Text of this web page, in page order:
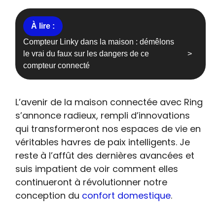
Compteur Linky dans la maison : démêlons
le vrai du faux sur les dangers de ce
compteur connecté
L’avenir de la maison connectée avec Ring
s’annonce radieux, rempli d’innovations
qui transformeront nos espaces de vie en
véritables havres de paix intelligents. Je
reste à l’affût des dernières avancées et
suis impatient de voir comment elles
continueront à révolutionner notre
conception du confort domestique.